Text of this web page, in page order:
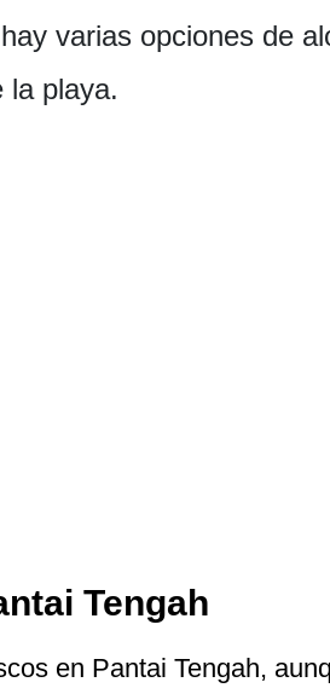
varias opciones de
la playa.
Tengah
en Pantai Tengah,